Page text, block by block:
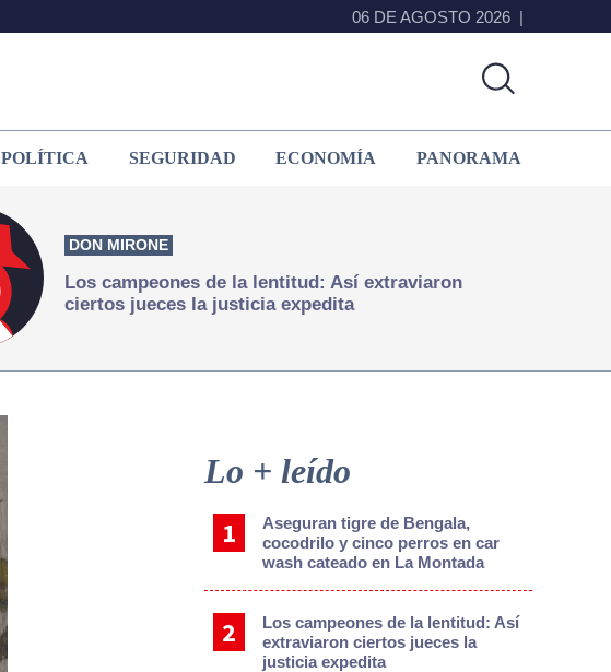
06 DE AGOSTO 2026
POLÍTICA SEGURIDAD ECONOMÍA PANORAMA
DON MIRONE
Los campeones de la lentitud: Así extraviaron
ciertos jueces la justicia expedita
Sidebar
Lo + leído
Aseguran tigre de Bengala,
cocodrilo y cinco perros en car
wash cateado en La Montada
Los campeones de la lentitud: Así
extraviaron ciertos jueces la
justicia expedita